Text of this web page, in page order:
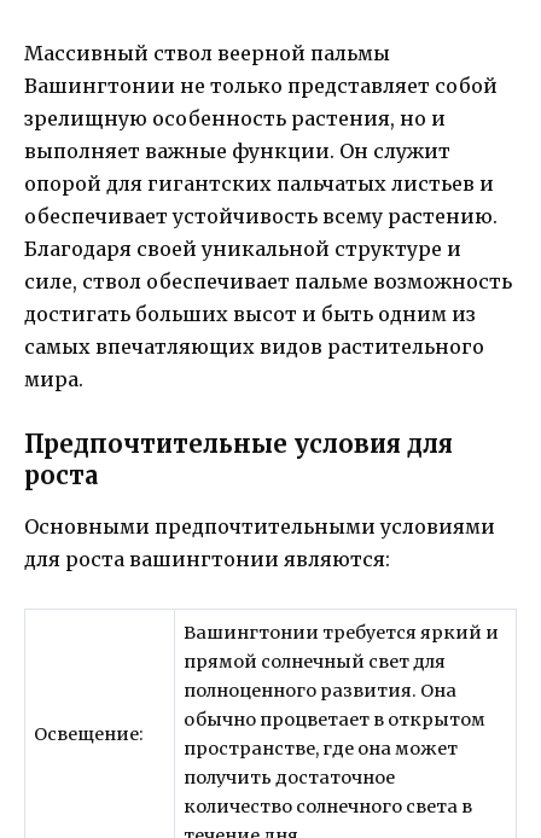
Массивный ствол веерной пальмы
Вашингтонии не только представляет собой
зрелищную особенность растения, но и
выполняет важные функции. Он служит
опорой для гигантских пальчатых листьев и
обеспечивает устойчивость всему растению.
Благодаря своей уникальной структуре и
силе, ствол обеспечивает пальме возможность
достигать больших высот и быть одним из
самых впечатляющих видов растительного
мира.
Предпочтительные условия для
роста
Основными предпочтительными условиями
для роста вашингтонии являются:
Освещение:
Вашингтонии требуется яркий и
прямой солнечный свет для
полноценного развития. Она
обычно процветает в открытом
пространстве, где она может
получить достаточное
количество солнечного света в